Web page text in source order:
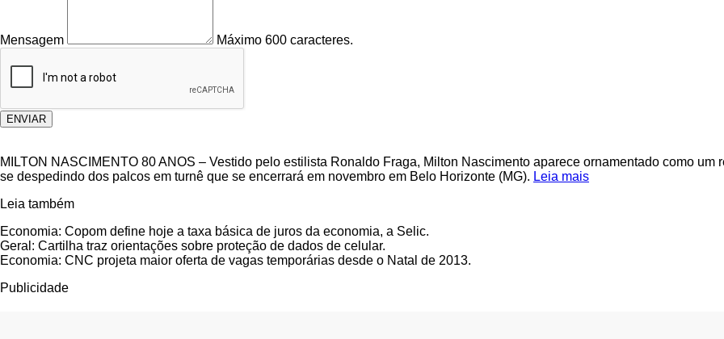
Mensagem Máximo 600 caracteres.
ENVIAR
MILTON NASCIMENTO 80 ANOS – Vestido pelo estilista Ronaldo Fraga, Milton Nascimento aparece ornamentado como
se despedindo dos palcos em turnê que se encerrará em novembro em Belo Horizonte (MG). Leia mais
Leia também
Economia: Copom define hoje a taxa básica de juros da economia, a Selic.
Geral: Cartilha traz orientações sobre proteção de dados de celular.
Economia: CNC projeta maior oferta de vagas temporárias desde o Natal de 2013.
Publicidade